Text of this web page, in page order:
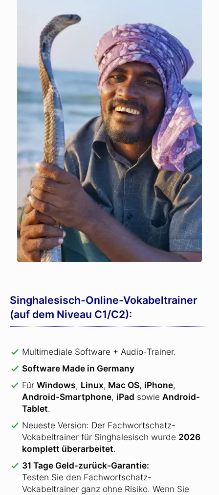
Singhalesisch-Online-Vokabeltrainer
(auf dem Niveau C1/C2):
Multimediale Software + Audio-Trainer.
Software Made in Germany
Für Windows, Linux, Mac OS, iPhone,
Android-Smartphone, iPad sowie Android-
Tablet.
Neueste Version: Der Fachwortschatz-
Vokabeltrainer für Singhalesisch wurde 2026
komplett überarbeitet.
31 Tage Geld-zurück-Garantie:
Testen Sie den Fachwortschatz-
Vokabeltrainer ganz ohne Risiko. Wenn Sie